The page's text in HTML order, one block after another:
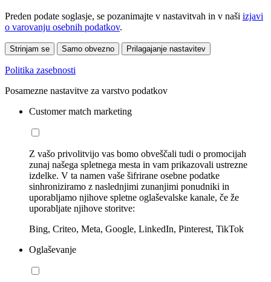
Preden podate soglasje, se pozanimajte v nastavitvah in v naši izjavi
o varovanju osebnih podatkov.
Strinjam se Samo obvezno Prilagajanje nastavitev
Politika zasebnosti
Posamezne nastavitve za varstvo podatkov
Customer match marketing
Z vašo privolitvijo vas bomo obveščali tudi o promocijah
zunaj našega spletnega mesta in vam prikazovali ustrezne
izdelke. V ta namen vaše šifrirane osebne podatke
sinhroniziramo z naslednjimi zunanjimi ponudniki in
uporabljamo njihove spletne oglaševalske kanale, če že
uporabljate njihove storitve:
Bing, Criteo, Meta, Google, LinkedIn, Pinterest, TikTok
Oglaševanje